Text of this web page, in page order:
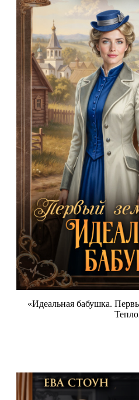
«Идеальная бабушка.